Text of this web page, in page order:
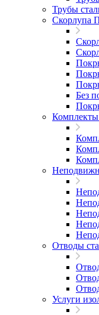
Трубы
Скорлупа
Без
Отводы
Услуги